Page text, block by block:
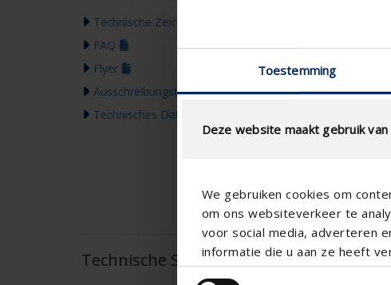
Toestemming
Deze website maakt gebruik van
We gebruiken cookies om
om ons websiteverkeer te
voor social media, adverteren
informatie die u aan ze heeft
Technische Zeichnung
FAQ
Flyer
Ausschreibungstext
Technisches Datenblatt
Technische Spezifikationen